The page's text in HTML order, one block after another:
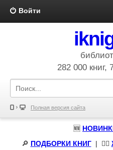
Войти
282 000 книг,
Полная версия сайта
🆕
🔎 ПОДБОРКИ КНИГ| 🧝‍♀️